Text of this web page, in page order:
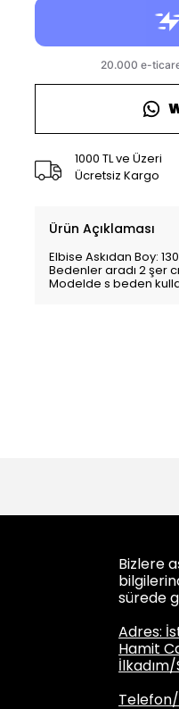
1000 TL ve Üzeri
Ücretsiz Kargo
Ürün Açıklaması
Elbise Askıdan Boy:
Bedenler aradı 2 şer
Modelde s beden
Bizlere
sürede
Adres:
Hamit